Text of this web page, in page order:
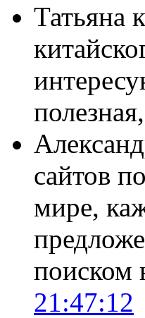
Татьяна
сайтов
мире,
21:47:12